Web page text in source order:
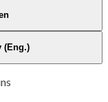
(Eng.)